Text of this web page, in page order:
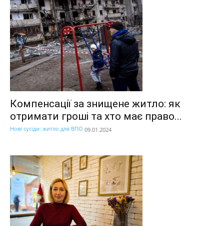
Компенсації за знищене житло: як
отримати гроші та хто має право...
Нові сусіди: житло для ВПО 09.01.2024